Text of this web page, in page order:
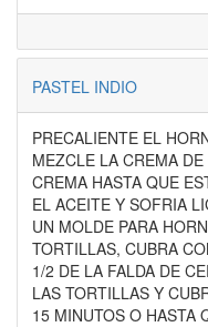
PASTEL INDIO
PRECALIENTE EL
MEZCLE LA CREMA
CREMA HASTA QUE
EL ACEITE Y SOFRIA
UN MOLDE PARA
TORTILLAS, CUBRA
1/2 DE LA FALDA DE
LAS TORTILLAS Y
15 MINUTOS O HASTA